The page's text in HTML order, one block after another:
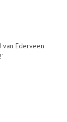
van Ederveen